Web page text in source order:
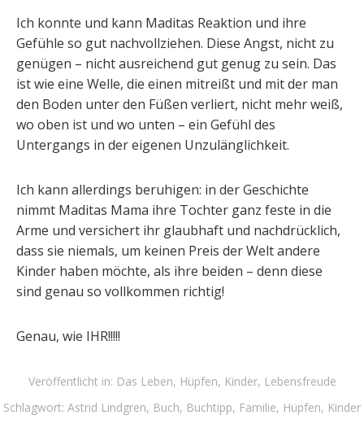
Ich konnte und kann Maditas Reaktion und ihre
Gefühle so gut nachvollziehen. Diese Angst, nicht zu
genügen – nicht ausreichend gut genug zu sein. Das
ist wie eine Welle, die einen mitreißt und mit der man
den Boden unter den Füßen verliert, nicht mehr weiß,
wo oben ist und wo unten – ein Gefühl des
Untergangs in der eigenen Unzulänglichkeit.
Ich kann allerdings beruhigen: in der Geschichte
nimmt Maditas Mama ihre Tochter ganz feste in die
Arme und versichert ihr glaubhaft und nachdrücklich,
dass sie niemals, um keinen Preis der Welt andere
Kinder haben möchte, als ihre beiden – denn diese
sind genau so vollkommen richtig!
Genau, wie IHR!!!!!
Veröffentlicht in: Das Leben, Hüpfen, Kinder, Lebensfreude
Schlagwort: Astrid Lindgren, Buch, Buchtipp, Familie, Hüpfen, Kinder